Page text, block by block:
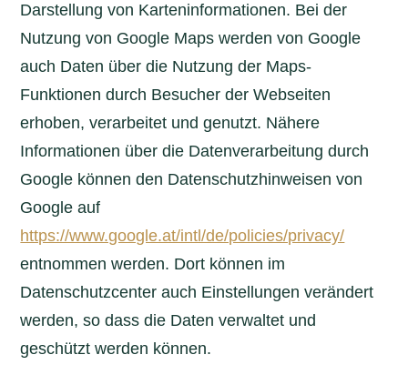
Darstellung von Karteninformationen. Bei der
Nutzung von Google Maps werden von Google
auch Daten über die Nutzung der Maps-
Funktionen durch Besucher der Webseiten
erhoben, verarbeitet und genutzt. Nähere
Informationen über die Datenverarbeitung durch
Google können den Datenschutzhinweisen von
Google auf
https://www.google.at/intl/de/policies/privacy/
entnommen werden. Dort können im
Datenschutzcenter auch Einstellungen verändert
werden, so dass die Daten verwaltet und
geschützt werden können.